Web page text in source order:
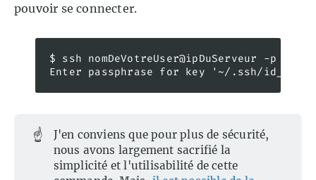
pouvoir se connecter.
$ ssh nomDeVotreUser@ipDuServeur -p
Enter passphrase for key '~/.ssh/id_rsa':
☝️
J'en conviens que pour plus de sécurité,
nous avons largement sacrifié la
simplicité et l'utilisabilité de cette